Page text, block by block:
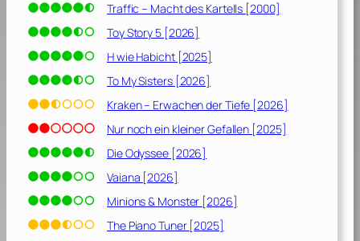
Traffic – Macht des Kartells [2000]
Toy Story 5 [2026]
H wie Habicht [2025]
To My Sisters [2026]
Kraken – Erwachen der Tiefe [2026]
Nur noch ein kleiner Gefallen [2025]
Die Odyssee [2026]
Vaiana [2026]
Minions & Monster [2026]
The Piano Tuner [2025]